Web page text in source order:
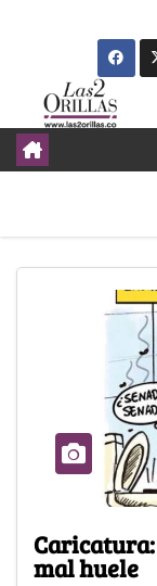
Caricatura:
mal huele